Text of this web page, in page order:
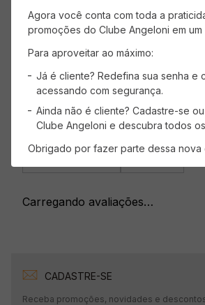
Avaliações
Carregando…
Faça login para escrever uma
Carregando avaliações…
CADASTRE-SE
Receba promoções, novidades e
Agora você conta com toda a
promoções do Clube Angeloni em um
Para aproveitar ao máximo:
Já é cliente? Redefina sua senha e
acessando com segurança.
Ainda não é cliente? Cadastre-se
Clube Angeloni e descubra todos
Obrigado por fazer parte dessa nova